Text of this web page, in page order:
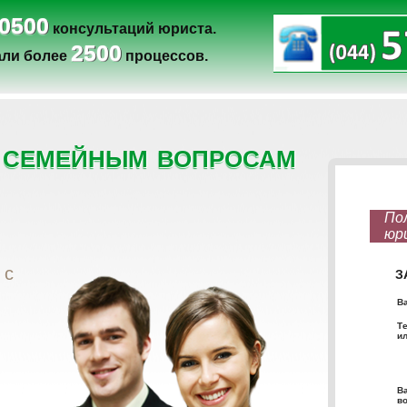
консультаций юриста.
более2500процессов.
вопросам
с